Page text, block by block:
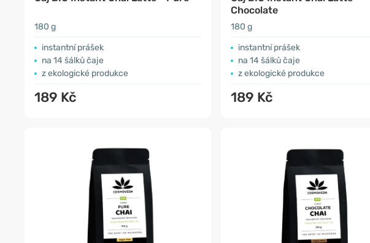
180 g
instantní prášek
na 14 šálků čaje
z ekologické produkce
189 Kč
Chocolate
180 g
instantní prášek
na 14 šálků čaje
z ekologické produkce
189 Kč